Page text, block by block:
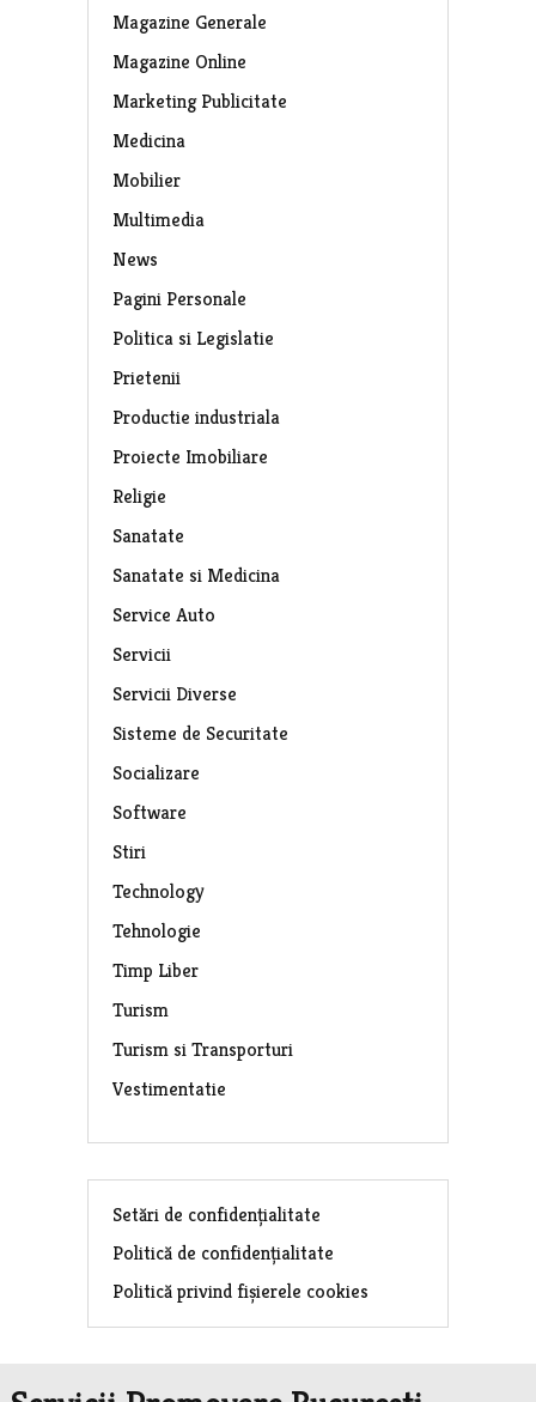
Magazine Generale
Magazine Online
Marketing Publicitate
Medicina
Mobilier
Multimedia
News
Pagini Personale
Politica si Legislatie
Prietenii
Productie industriala
Proiecte Imobiliare
Religie
Sanatate
Sanatate si Medicina
Service Auto
Servicii
Servicii Diverse
Sisteme de Securitate
Socializare
Software
Stiri
Technology
Tehnologie
Timp Liber
Turism
Turism si Transporturi
Vestimentatie
Setări de confidențialitate
Politică de confidențialitate
Politică privind fișierele cookies